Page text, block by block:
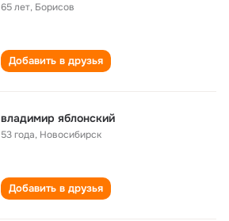
65 лет, Борисов
Добавить в друзья
владимир яблонский
53 года, Новосибирск
Добавить в друзья